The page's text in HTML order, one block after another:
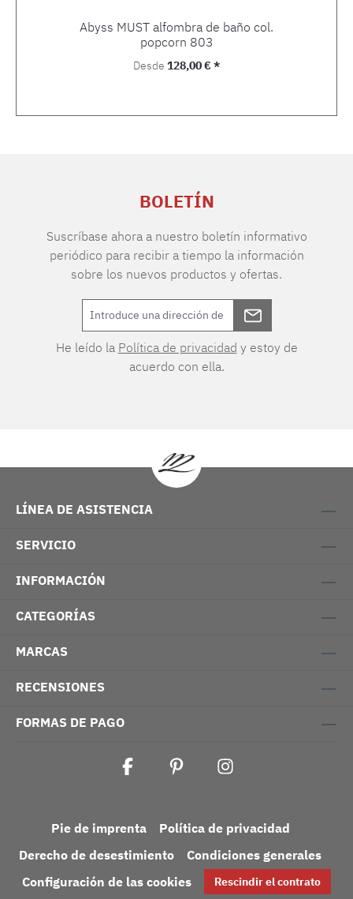
Abyss MUST alfombra de baño col.
popcorn 803
Precio normal:
Desde 128,00 € *
BOLETÍN
Suscríbase ahora a nuestro boletín informativo
periódico para recibir a tiempo la información
sobre los nuevos productos y ofertas.
He leído la Política de privacidad y estoy de
acuerdo con ella.
LÍNEA DE ASISTENCIA
SERVICIO
INFORMACIÓN
CATEGORÍAS
MARCAS
RECENSIONES
FORMAS DE PAGO
Pie de imprenta
Política de privacidad
Derecho de desestimiento
Condiciones generales
Configuración de las cookies
Rescindir el contrato